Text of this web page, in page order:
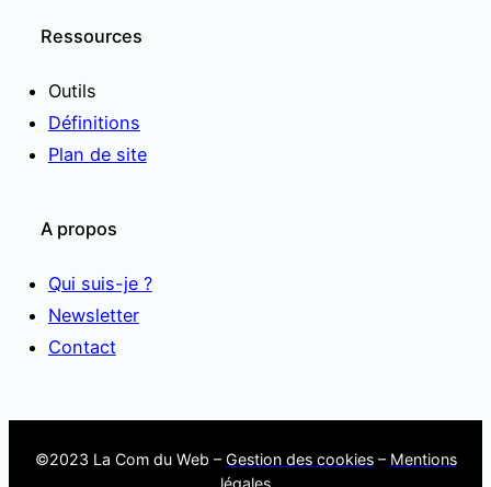
Ressources
Outils
Définitions
Plan de site
A propos
Qui suis-je ?
Newsletter
Contact
©2023 La Com du Web – Gestion des cookies– Mentions